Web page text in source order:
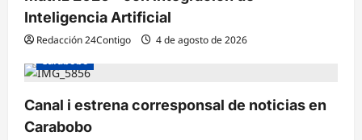
Inteligencia Artificial
Redacción 24Contigo
4 de agosto de 2026
Carabobo
Canal i estrena corresponsal de noticias en
Carabobo